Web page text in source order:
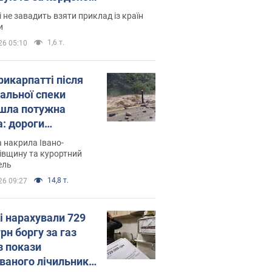
не завадить взяти приклад із країн
05:10 1,6 т.
після
спеки
потужна
дороги
на
Відео
накрила Івано-
та курортний
09:27 14,8 т.
нарахували 729
боргу за газ
покази
лічильника: